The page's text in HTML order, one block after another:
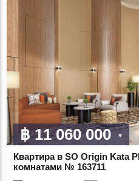
฿ 11 060 000
Квартира в SO Origin Kata
комнатами № 163711